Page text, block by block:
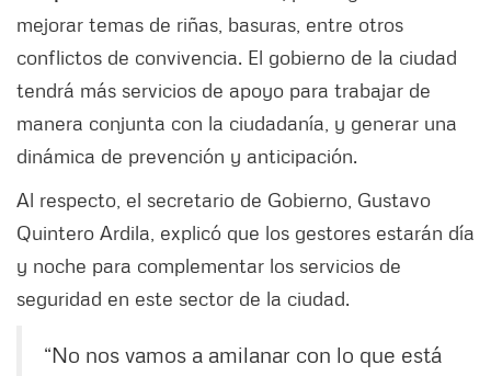
mejorar temas de riñas, basuras, entre otros
conflictos de convivencia. El gobierno de la ciudad
tendrá más servicios de apoyo para trabajar de
manera conjunta con la ciudadanía, y generar una
dinámica de prevención y anticipación.
Al respecto, el secretario de Gobierno, Gustavo
Quintero Ardila, explicó que los gestores estarán día
y noche para complementar los servicios de
seguridad en este sector de la ciudad.
“No nos vamos a amilanar con lo que está